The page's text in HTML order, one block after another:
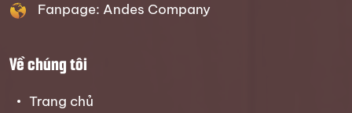
Fanpage: Andes Company
Về chúng tôi
Trang chủ